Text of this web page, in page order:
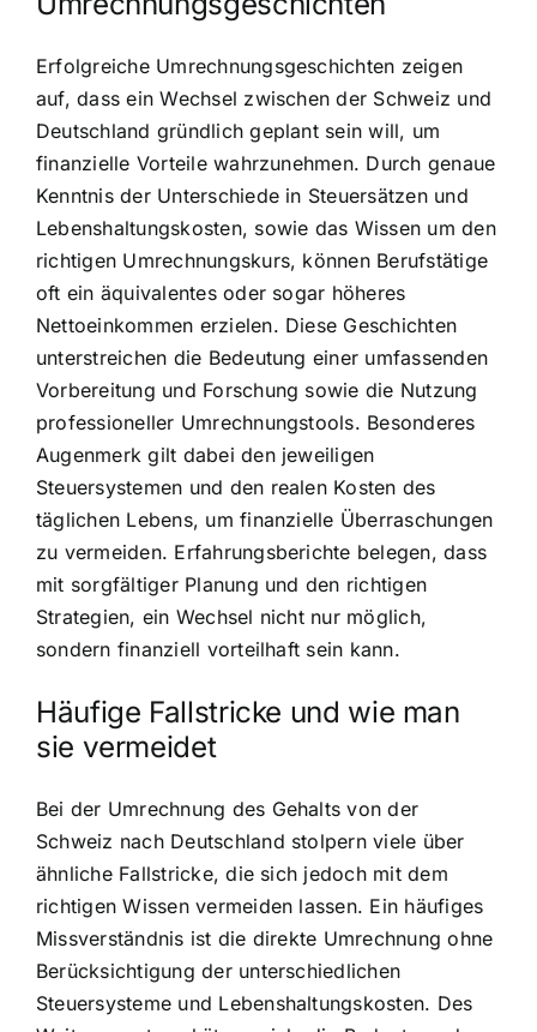
Erfolgreiche Umrechnungsgeschichten zeigen
auf, dass ein Wechsel zwischen der Schweiz und
Deutschland gründlich geplant sein will, um
finanzielle Vorteile wahrzunehmen. Durch genaue
Kenntnis der Unterschiede in Steuersätzen und
Lebenshaltungskosten, sowie das Wissen um den
richtigen Umrechnungskurs, können Berufstätige
oft ein äquivalentes oder sogar höheres
Nettoeinkommen erzielen. Diese Geschichten
unterstreichen die Bedeutung einer umfassenden
Vorbereitung und Forschung sowie die Nutzung
professioneller Umrechnungstools. Besonderes
Augenmerk gilt dabei den jeweiligen
Steuersystemen und den realen Kosten des
täglichen Lebens, um finanzielle Überraschungen
zu vermeiden. Erfahrungsberichte belegen, dass
mit sorgfältiger Planung und den richtigen
Strategien, ein Wechsel nicht nur möglich,
sondern finanziell vorteilhaft sein kann.
Häufige Fallstricke und wie man
sie vermeidet
Bei der Umrechnung des Gehalts von der
Schweiz nach Deutschland stolpern viele über
ähnliche Fallstricke, die sich jedoch mit dem
richtigen Wissen vermeiden lassen. Ein häufiges
Missverständnis ist die direkte Umrechnung ohne
Berücksichtigung der unterschiedlichen
Steuersysteme und Lebenshaltungskosten. Des